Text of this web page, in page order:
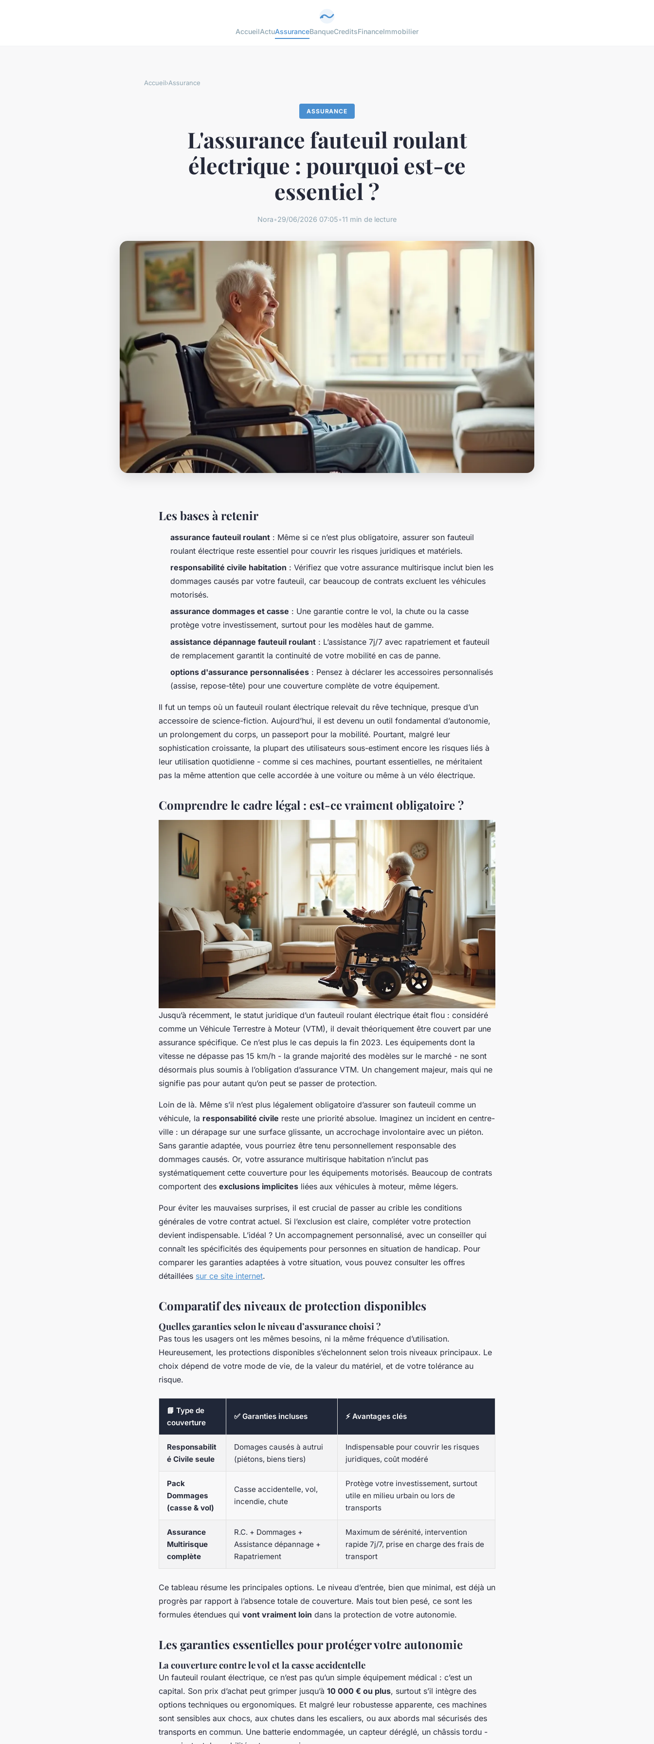
AccueilActuAssuranceBanqueCreditsFinanceImmobilier
Accueil›Assurance
ASSURANCE
L'assurance fauteuil roulant
électrique : pourquoi est-ce
essentiel ?
Nora•29/06/2026 07:05•11 min de lecture
Les bases à retenir
assurance fauteuil roulant : Même si ce n’est plus obligatoire, assurer son fauteuil
roulant électrique reste essentiel pour couvrir les risques juridiques et matériels.
responsabilité civile habitation : Vérifiez que votre assurance multirisque inclut bien les
dommages causés par votre fauteuil, car beaucoup de contrats excluent les véhicules
motorisés.
assurance dommages et casse : Une garantie contre le vol, la chute ou la casse
protège votre investissement, surtout pour les modèles haut de gamme.
assistance dépannage fauteuil roulant : L’assistance 7j/7 avec rapatriement et fauteuil
de remplacement garantit la continuité de votre mobilité en cas de panne.
options d'assurance personnalisées : Pensez à déclarer les accessoires personnalisés
(assise, repose-tête) pour une couverture complète de votre équipement.
Il fut un temps où un fauteuil roulant électrique relevait du rêve technique, presque d’un
accessoire de science-fiction. Aujourd’hui, il est devenu un outil fondamental d’autonomie,
un prolongement du corps, un passeport pour la mobilité. Pourtant, malgré leur
sophistication croissante, la plupart des utilisateurs sous-estiment encore les risques liés à
leur utilisation quotidienne - comme si ces machines, pourtant essentielles, ne méritaient
pas la même attention que celle accordée à une voiture ou même à un vélo électrique.
Comprendre le cadre légal : est-ce vraiment obligatoire ?
Jusqu’à récemment, le statut juridique d’un fauteuil roulant électrique était flou : considéré
comme un Véhicule Terrestre à Moteur (VTM), il devait théoriquement être couvert par une
assurance spécifique. Ce n’est plus le cas depuis la fin 2023. Les équipements dont la
vitesse ne dépasse pas 15 km/h - la grande majorité des modèles sur le marché - ne sont
désormais plus soumis à l’obligation d’assurance VTM. Un changement majeur, mais qui ne
signifie pas pour autant qu’on peut se passer de protection.
Loin de là. Même s’il n’est plus légalement obligatoire d’assurer son fauteuil comme un
véhicule, la responsabilité civile reste une priorité absolue. Imaginez un incident en centre-
ville : un dérapage sur une surface glissante, un accrochage involontaire avec un piéton.
Sans garantie adaptée, vous pourriez être tenu personnellement responsable des
dommages causés. Or, votre assurance multirisque habitation n’inclut pas
systématiquement cette couverture pour les équipements motorisés. Beaucoup de contrats
comportent des exclusions implicites liées aux véhicules à moteur, même légers.
Pour éviter les mauvaises surprises, il est crucial de passer au crible les conditions
générales de votre contrat actuel. Si l’exclusion est claire, compléter votre protection
devient indispensable. L’idéal ? Un accompagnement personnalisé, avec un conseiller qui
connaît les spécificités des équipements pour personnes en situation de handicap. Pour
comparer les garanties adaptées à votre situation, vous pouvez consulter les offres
détaillées sur ce site internet.
Comparatif des niveaux de protection disponibles
Quelles garanties selon le niveau d’assurance choisi ?
Pas tous les usagers ont les mêmes besoins, ni la même fréquence d’utilisation.
Heureusement, les protections disponibles s’échelonnent selon trois niveaux principaux. Le
choix dépend de votre mode de vie, de la valeur du matériel, et de votre tolérance au
risque.
📘 Type de
couverture
✅ Garanties incluses ⚡ Avantages clés
Responsabilit
é Civile seule
Domages causés à autrui
(piétons, biens tiers)
Indispensable pour couvrir les risques
juridiques, coût modéré
Pack
Dommages
(casse & vol)
Casse accidentelle, vol,
incendie, chute
Protège votre investissement, surtout
utile en milieu urbain ou lors de
transports
Assurance
Multirisque
complète
R.C. + Dommages +
Assistance dépannage +
Rapatriement
Maximum de sérénité, intervention
rapide 7j/7, prise en charge des frais de
transport
Ce tableau résume les principales options. Le niveau d’entrée, bien que minimal, est déjà un
progrès par rapport à l’absence totale de couverture. Mais tout bien pesé, ce sont les
formules étendues qui vont vraiment loin dans la protection de votre autonomie.
Les garanties essentielles pour protéger votre autonomie
La couverture contre le vol et la casse accidentelle
Un fauteuil roulant électrique, ce n’est pas qu’un simple équipement médical : c’est un
capital. Son prix d’achat peut grimper jusqu’à 10 000 € ou plus, surtout s’il intègre des
options techniques ou ergonomiques. Et malgré leur robustesse apparente, ces machines
sont sensibles aux chocs, aux chutes dans les escaliers, ou aux abords mal sécurisés des
transports en commun. Une batterie endommagée, un capteur déréglé, un châssis tordu -